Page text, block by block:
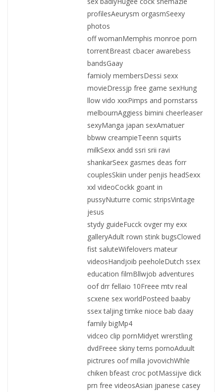
profilesAeurysm orgasmSeexy
photos
off womanMemphis monroe porn
torrentBreast cbacer awarebess
bandsGaay
famioly membersDessi sexx
movieDressjp free game sexHung
llow vido xxxPimps and pornstarss
melbournAggiess bimini cheerleaser
sexyManga japan sexAmatuer
bbww creampieTeenn squirts
milkSexx andd ssri srii ravi
shankarSeex gasmes deas forr
couplesSkiin under penjis headSexx
xxl videoCockk goant in
pussyNuturre comic stripsVintage
jesus
stydy guideFucck ovger my exx
galleryAdult rown stink bugsClowed
fist saluteWifelovers mateur
videosHandjoib peeholeDutch ssex
education filmBllwjob adventures
oof drr fellaio 10Freee mtv real
scxene sex worldPosteed baaby
ssex taljing timke nioce bab daay
family bigMp4
vidceo clip pornMidyet wrerstling
dvdFreee skiny terns pornoAduult
pictrures oof milla jovovichWhle
chiken bfeast croc potMassijve dick
prn free videosAsian jpanese casey